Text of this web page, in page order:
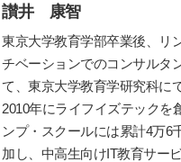
（主婦の友社）で、グルマン
を受賞。著書に『子どもの脳
ん」で決まる！』『かしこい
つ！ 育脳離乳食』（小学館）
最新著書は『やる気と集中力
ごはん』（池田書店）。公式
讃井 康智
東京大学教育学部卒業後、リ
チベーションでのコンサルタ
て、東京大学教育学研究科に
て博士課程まで在籍。専門は
習科学。学習科学の世界的権
ほみ東大名誉教授に師事し、
2010年にライフイズテックを
ンプ・スクールには累計4万6
加し、中高生向けIT教育サー